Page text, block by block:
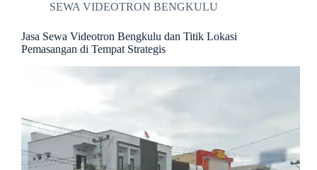
SEWA VIDEOTRON BENGKULU
Jasa Sewa Videotron Bengkulu dan Titik Lokasi
Pemasangan di Tempat Strategis